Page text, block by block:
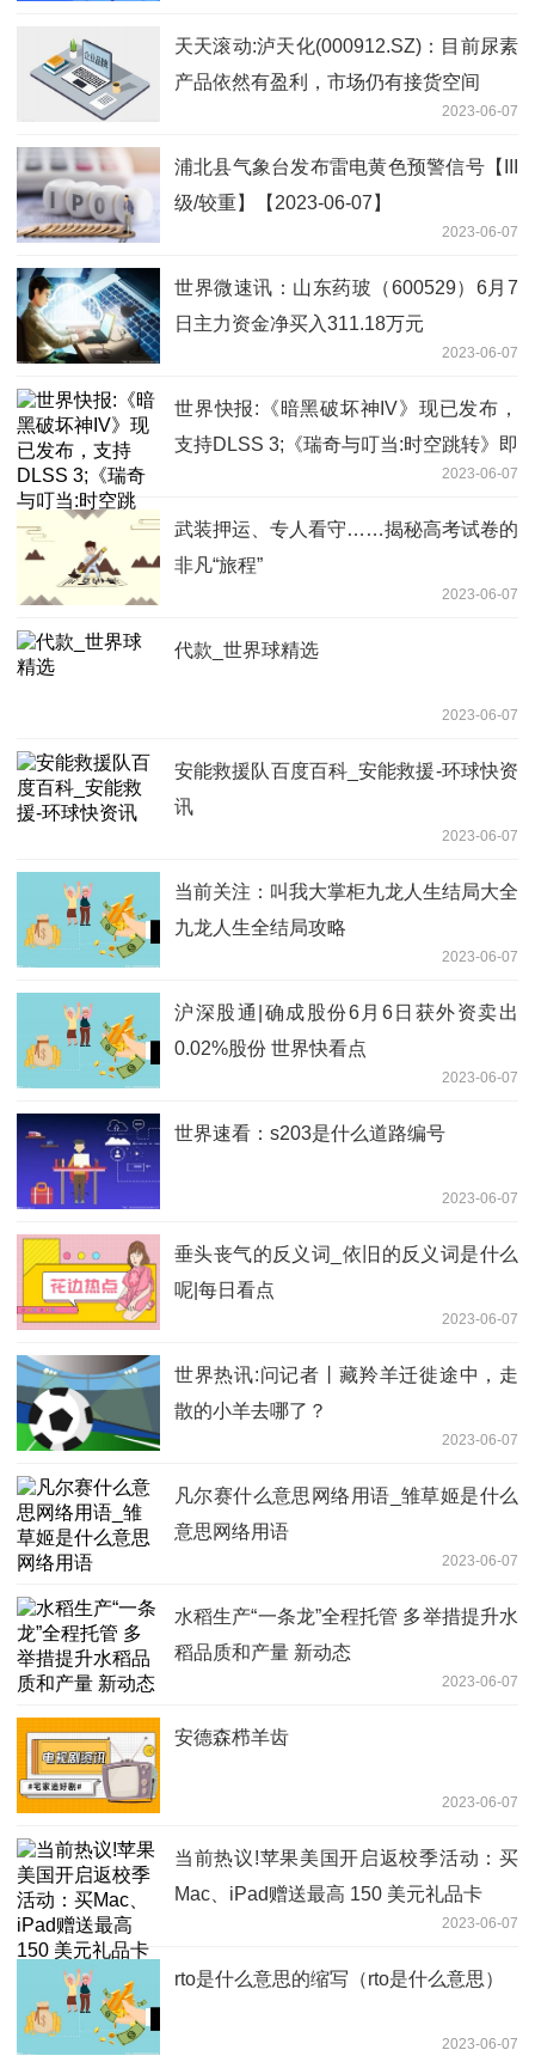
天天滚动:泸天化(000912.SZ)：目前尿素
产品依然有盈利，市场仍有接货空间
2023-06-07
浦北县气象台发布雷电黄色预警信号【III
级/较重】【2023-06-07】
2023-06-07
世界微速讯：山东药玻（600529）6月7
日主力资金净买入311.18万元
2023-06-07
世界快报:《暗黑破坏神IV》现已发布，
支持DLSS 3;《瑞奇与叮当:时空跳转》即
2023-06-07
武装押运、专人看守……揭秘高考试卷的
非凡“旅程”
2023-06-07
代款_世界球精选
2023-06-07
安能救援队百度百科_安能救援-环球快资
讯
2023-06-07
当前关注：叫我大掌柜九龙人生结局大全
九龙人生全结局攻略
2023-06-07
沪深股通|确成股份6月6日获外资卖出
0.02%股份 世界快看点
2023-06-07
世界速看：s203是什么道路编号
2023-06-07
垂头丧气的反义词_依旧的反义词是什么
呢|每日看点
2023-06-07
世界热讯:问记者丨藏羚羊迁徙途中，走
散的小羊去哪了？
2023-06-07
凡尔赛什么意思网络用语_雏草姬是什么
意思网络用语
2023-06-07
水稻生产“一条龙”全程托管 多举措提升水
稻品质和产量 新动态
2023-06-07
安德森栉羊齿
2023-06-07
当前热议!苹果美国开启返校季活动：买
Mac、iPad赠送最高 150 美元礼品卡
2023-06-07
rto是什么意思的缩写（rto是什么意思）
2023-06-07